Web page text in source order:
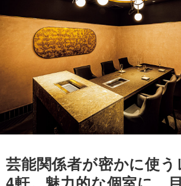
芸能関係者が密かに使